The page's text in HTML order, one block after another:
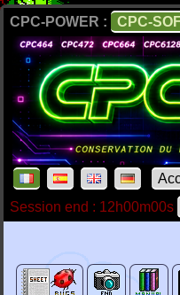
CPC-POWER : CPC-
Session end : 12h00m00s